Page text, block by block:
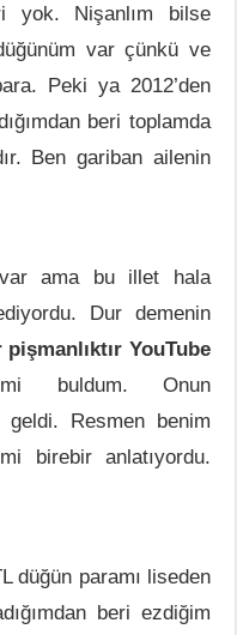
yok. Nişanlım bilse
var çünkü ve
Peki ya 2012’den
beri toplamda
Ben gariban ailenin
ama bu illet hala
Dur demenin
pişmanlıktır YouTube
buldum. Onun
geldi. Resmen benim
birebir anlatıyordu.
düğün paramı liseden
beri ezdiğim